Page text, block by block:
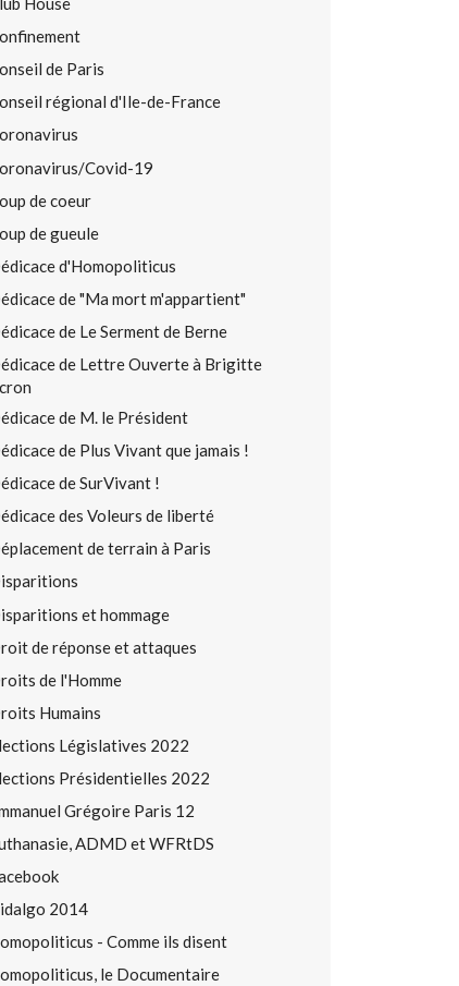
de Paris
régional d'Ile-de-France
Covid-19
de coeur
de gueule
d'Homopoliticus
de "Ma mort m'appartient"
de Le Serment de Berne
de Lettre Ouverte à Brigitte
de M. le Président
de Plus Vivant que jamais !
de SurVivant !
des Voleurs de liberté
de terrain à Paris
et hommage
de réponse et attaques
de l'Homme
Humains
Législatives 2022
Présidentielles 2022
Grégoire Paris 12
ADMD et WFRtDS
2014
- Comme ils disent
le Documentaire